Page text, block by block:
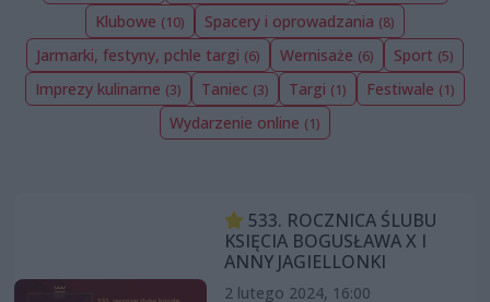
Klubowe (10) Spacery i oprowadzania (8)
Jarmarki, festyny, pchle targi (6) Wernisaże (6) Sport (5)
Imprezy kulinarne (3) Taniec (3) Targi (1) Festiwale (1)
Wydarzenie online (1)
533. ROCZNICA ŚLUBU
KSIĘCIA BOGUSŁAWA X I
ANNY JAGIELLONKI
2 lutego 2024, 16:00